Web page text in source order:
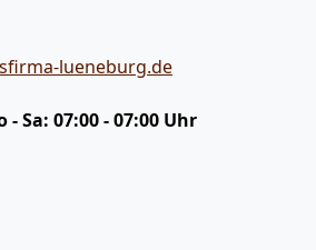
lueneburg.de
- Sa: 07:00 - 07:00 Uhr